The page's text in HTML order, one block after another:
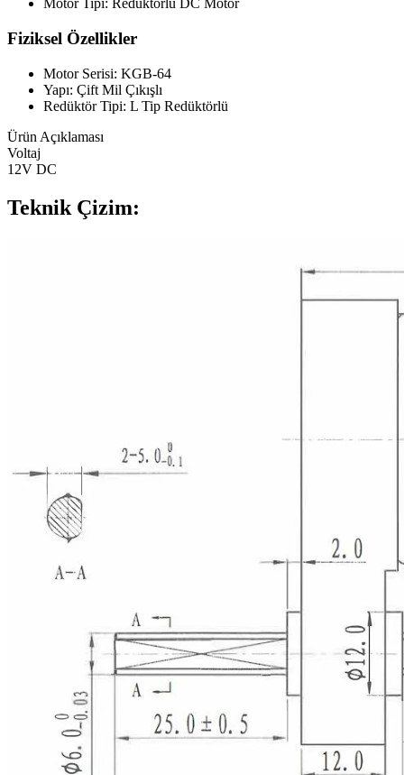
Motor Tipi: Redüktörlü DC Motor
Fiziksel Özellikler
Motor Serisi: KGB-64
Yapı: Çift Mil Çıkışlı
Redüktör Tipi: L Tip Redüktörlü
Ürün Açıklaması
Voltaj
12V DC
Teknik Çizim: